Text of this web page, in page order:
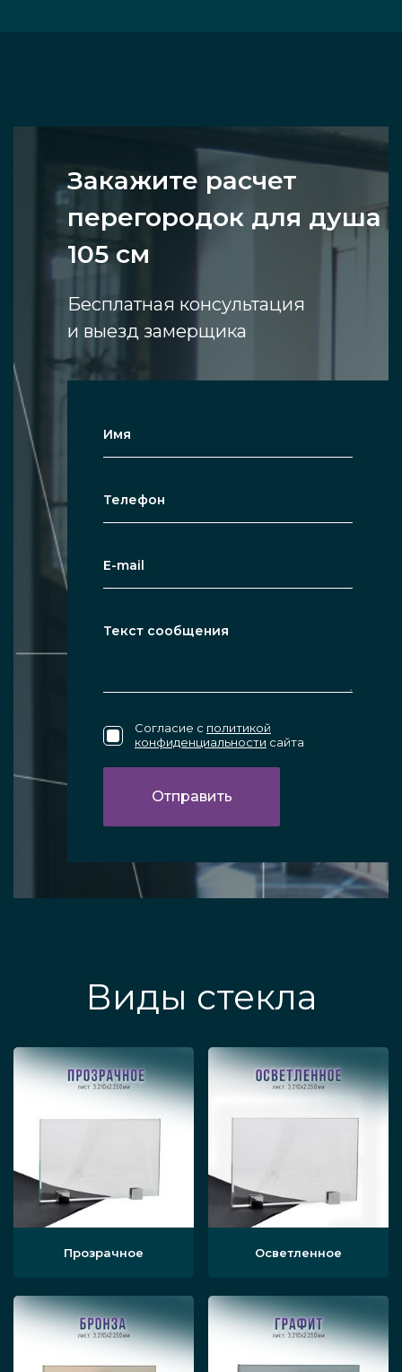
Закажите расчет
перегородок для душа
105 см
Бесплатная консультация
и выезд замерщика
Согласие с политикой
конфиденциальности сайта
Виды стекла
Прозрачное Осветленное